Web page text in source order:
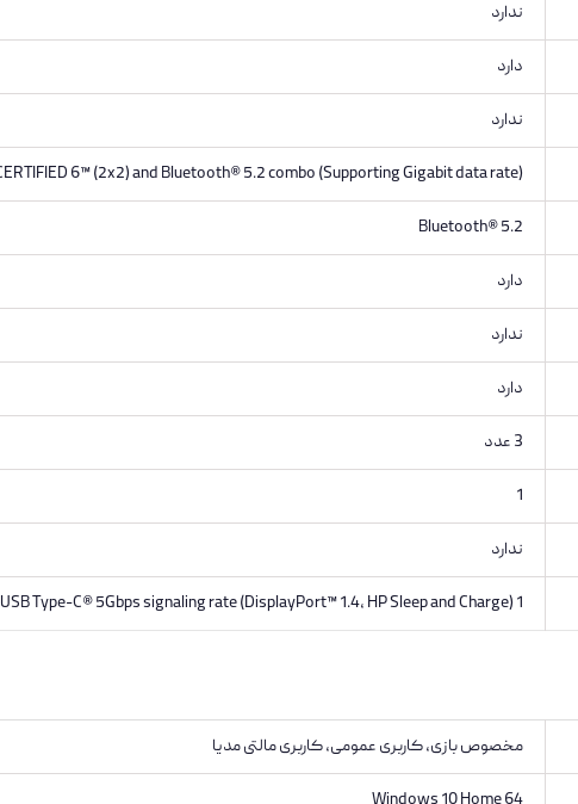
ندارد
دارد
ندارد
6™ (2x2) and Bluetooth® 5.2 combo (Supporting Gigabit data rate)
Bluetooth® 5.2
دارد
ندارد
دارد
3 عدد
1
ندارد
1 SuperSpeed USB Type-C® 5Gbps signaling rate (DisplayPort™ 1.4, HP Sleep and Charge)
مخصوص بازی, کاربری عمومی, کاربری مالتی مدیا